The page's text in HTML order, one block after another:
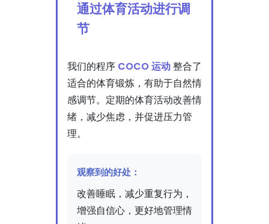
通过体育活动进行调
节
我们的程序 COCO 运动整合了
适合的体育锻炼，有助于自然情
感调节。定期的体育活动改善情
绪，减少焦虑，并促进压力管
理。
观察到的好处：
改善睡眠，减少重复行为，
增强自信心，更好地管理情